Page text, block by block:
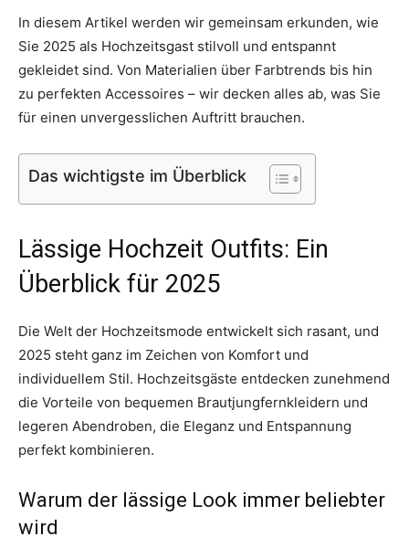
In diesem Artikel werden wir gemeinsam erkunden, wie
Sie 2025 als Hochzeitsgast stilvoll und entspannt
gekleidet sind. Von Materialien über Farbtrends bis hin
zu perfekten Accessoires – wir decken alles ab, was Sie
für einen unvergesslichen Auftritt brauchen.
Das wichtigste im Überblick
Lässige Hochzeit Outfits: Ein
Überblick für 2025
Die Welt der Hochzeitsmode entwickelt sich rasant, und
2025 steht ganz im Zeichen von Komfort und
individuellem Stil. Hochzeitsgäste entdecken zunehmend
die Vorteile von bequemen Brautjungfernkleidern und
legeren Abendroben, die Eleganz und Entspannung
perfekt kombinieren.
Warum der lässige Look immer beliebter
wird